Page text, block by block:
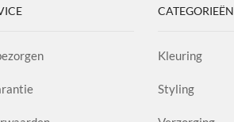
CATEGORIEËN
Kleuring
Styling